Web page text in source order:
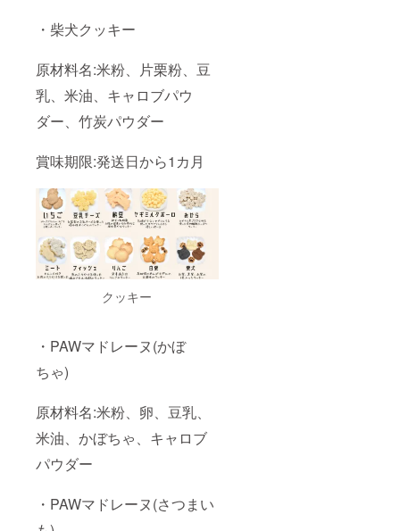
・柴犬クッキー
原材料名:米粉、片栗粉、豆
乳、米油、キャロブパウ
ダー、竹炭パウダー
賞味期限:発送日から1カ月
クッキー
・PAWマドレーヌ(かぼ
ちゃ)
原材料名:米粉、卵、豆乳、
米油、かぼちゃ、キャロブ
パウダー
・PAWマドレーヌ(さつまい